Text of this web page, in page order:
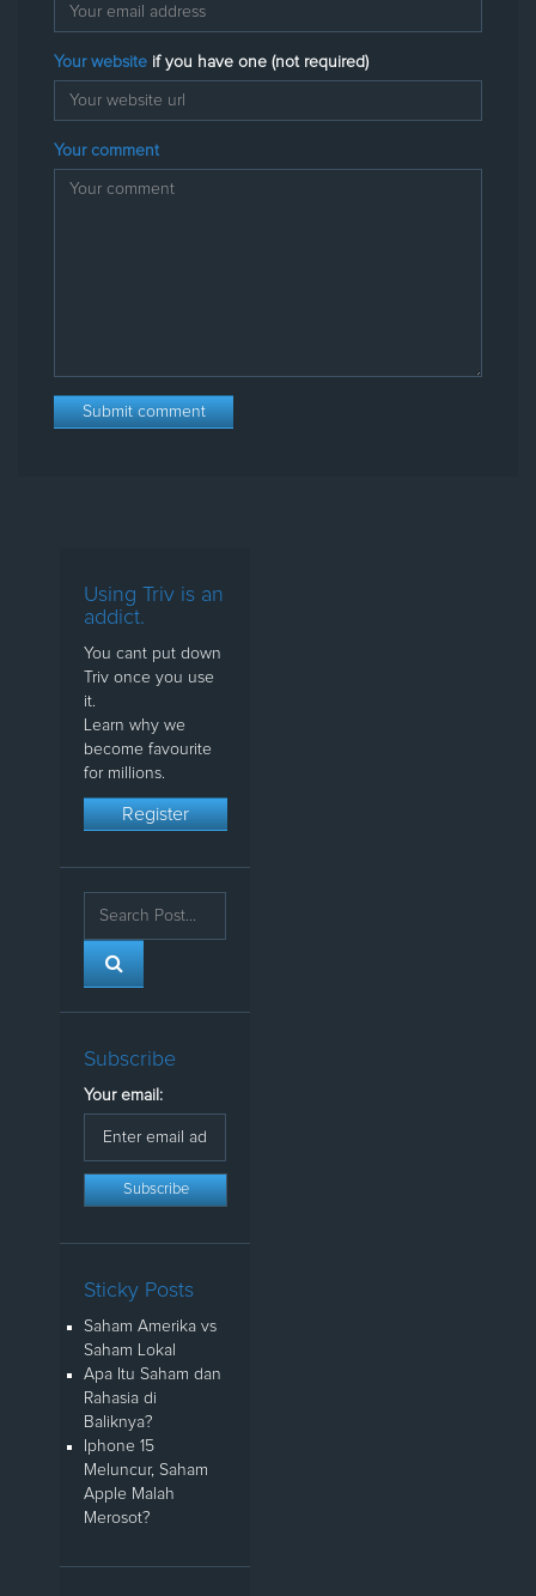
Your website if you have one (not required)
Your comment
Using Triv is an
addict.
You cant put down
Triv once you use
it.
Learn why we
become favourite
for millions.
Register
Subscribe
Your email:
Sticky Posts
Saham Amerika vs
Saham Lokal
Apa Itu Saham dan
Rahasia di
Baliknya?
Iphone 15
Meluncur, Saham
Apple Malah
Merosot?